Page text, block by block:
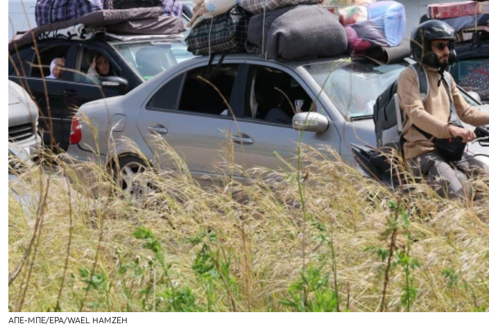
ΑΠΕ-ΜΠΕ/EPA/WAEL HAMZEH